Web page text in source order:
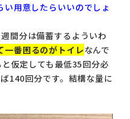
用意したらいいのでしょ
間分は備蓄するよういわ
一番困るのがトイレなんで
仮定しても最低35回分必
140回分です。結構な量に